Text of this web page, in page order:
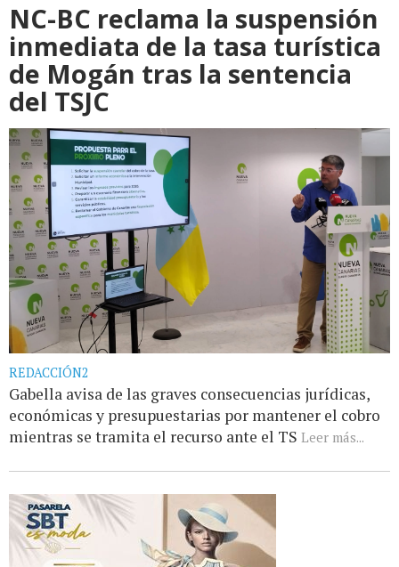
NC-BC reclama la suspensión
inmediata de la tasa turística
de Mogán tras la sentencia
del TSJC
REDACCIÓN2
Gabella avisa de las graves consecuencias jurídicas,
económicas y presupuestarias por mantener el cobro
mientras se tramita el recurso ante el TS Leer más...